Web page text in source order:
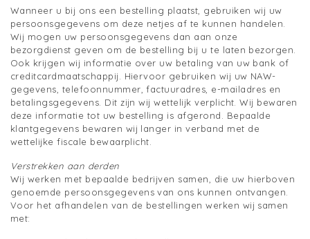
Wanneer u bij ons een bestelling plaatst, gebruiken wij uw
persoonsgegevens om deze netjes af te kunnen handelen.
Wij mogen uw persoonsgegevens dan aan onze
bezorgdienst geven om de bestelling bij u te laten bezorgen.
Ook krijgen wij informatie over uw betaling van uw bank of
creditcardmaatschappij. Hiervoor gebruiken wij uw NAW-
gegevens, telefoonnummer, factuuradres, e-mailadres en
betalingsgegevens. Dit zijn wij wettelijk verplicht. Wij bewaren
deze informatie tot uw bestelling is afgerond. Bepaalde
klantgegevens bewaren wij langer in verband met de
wettelijke fiscale bewaarplicht.
Verstrekken aan derden
Wij werken met bepaalde bedrijven samen, die uw hierboven
genoemde persoonsgegevens van ons kunnen ontvangen.
Voor het afhandelen van de bestellingen werken wij samen
met: